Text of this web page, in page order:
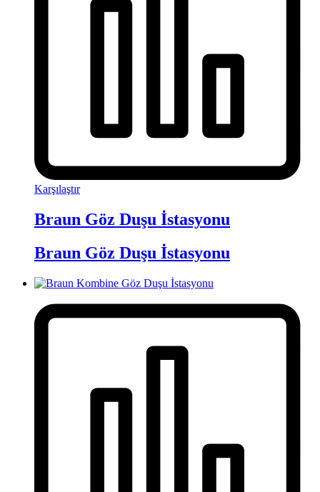
Karşılaştır
Braun Göz Duşu İstasyonu
Braun Göz Duşu İstasyonu